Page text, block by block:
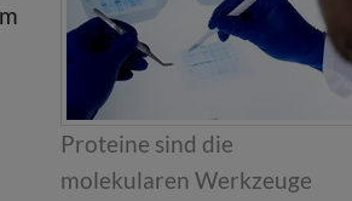
Proteine sind die
molekularen Werkzeuge